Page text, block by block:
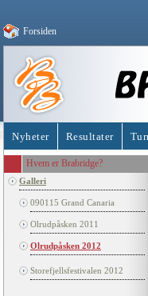
Forsiden
Nyheter Resultater
Hvem er Brabridge?
Galleri
090115 Grand Canaria
Olrudpåsken 2011
Olrudpåsken 2012
Storefjellsfestivalen 2012